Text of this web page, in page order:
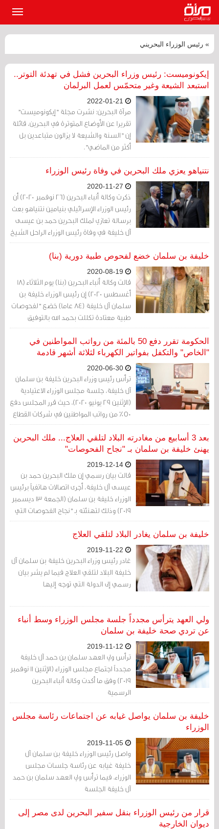
» رئيس الوزراء البحريني
إيكونوميست: رئيس وزراء البحرين فشل في تهدئة التوتر..
استبعد الشيعة وغير متحمّس لعمل البرلمان
مرآة البحرين: نشرت مجلة "إيكونوميست"
تقريرا عن الأوضاع المتوترة في البحرين، قائلة
إن "السنة والشيعة لا يزالون متباعدين بل
أكثر من الماضي".
نتنياهو يعزي ملك البحرين في وفاة رئيس الوزراء
ذكرت وكالة أنباء البحرين (26 نوفمبر 2020) أن
رئيس الوزراء الإسرائيلي بنيامين نتنياهو بعث
برسالة تعازي لملك البحرين حمد بن عيسى
آل خليفة في وفاة رئيس الوزراء الراحل الشيخ
خليفة بن سلمان آل خليفة هذا الشهر.
خليفة بن سلمان خضع لفحوص طبية دورية (بنا)
قالت وكالة أنباء البحرين (بنا) يوم الثلاثاء (18
أغسطس 2020) إن رئيس الوزراء خليفة بن
سلمان آل خليفة (84 عاما) خضع "لفحوصات
طبية معتادة تكللت بحمد الله بالتوفيق
والنجاح".
الحكومة تقرر دفع 50 بالمئة من رواتب المواطنين في
"الخاص" والتكفل بفواتير الكهرباء لثلاثة أشهر قادمة
ترأس رئيس وزراء البحرين خليفة بن سلمان
آل خليفة، جلسة مجلس الوزراء الاعتيادية
(الإثنين 29 يونيو 2020)، حيث قرر المجلس دفع
50٪ من رواتب المواطنين في شركات القطاع
الخاص (الأكثر تأثراً من تفشي فيروس كورونا
وما أعقبته من إجراءات حكومية) لمدة 3
أشهر ابتداء من يوليو 2020.
بعد 3 أسابيع من مغادرته البلاد لتلقي العلاج... ملك البحرين
يهنئ خليفة بن سلمان بـ "نجاح الفحوصات"
قالت بيان رسمي إن ملك البحرين حمد بن
عيسى آل خليفة، أجرى اتصالات هاتفياً برئيس
الوزراء خليفة بن سلمان (الجمعة 13 ديسمبر
2019) وذلك لتهنئته بـ "نجاح الفحوصات التي
أجريت له في الخارج"
خليفة بن سلمان يغادر البلاد لتلقي العلاج
غادر رئيس وزراء البحرين خليفة بن سلمان آل
خليفة البلاد لتلقي العلاج فيما لم يشر بيان
رسمي إلى الدولة التي توجه إليها
ولي العهد يترأس مجدداً جلسة مجلس الوزراء وسط أنباء
عن تردي صحة خليفة بن سلمان
ترأس ولي العهد سلمان بن حمد آل خليفة
مجدداً اجتماع مجلس الوزراء (الإثنين 11 نوفمبر
2019) وفق ما أكدت وكالة أنباء البحرين
الرسمية
خليفة بن سلمان يواصل غيابه عن اجتماعات رئاسة مجلس
الوزراء
واصل رئيس الوزراء خليفة بن سلمان آل
خليفة غيابه عن رئاسة جلسات مجلس
الوزراء، فيما ترأس ولي العهد سلمان بن حمد
آل خليفة الجلسة
قرار من رئيس الوزراء بنقل سفير البحرين لدى مصر إلى
ديوان الخارجية